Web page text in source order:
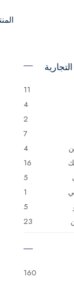
11
4
2
7
4
16
5
1
5
23
1
160